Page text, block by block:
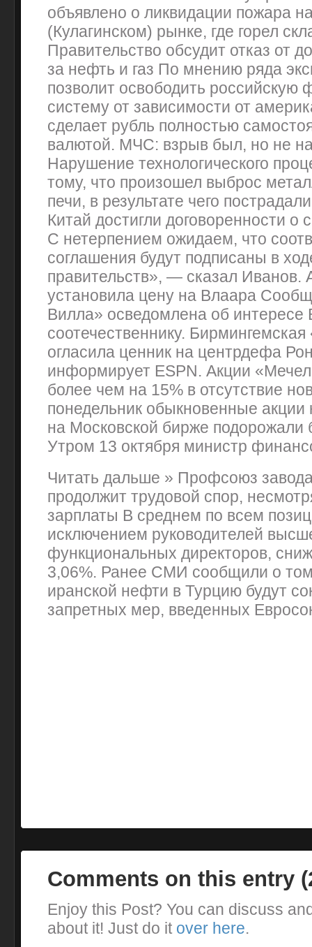
объявлено о ликвидации пожара
(Кулагинском) рынке, где горел
Правительство обсудит отказ от
за нефть и газ По мнению ряда
позволит освободить российскую
систему от зависимости от
сделает рубль полностью
валютой. МЧС: взрыв был, но не
Нарушение технологического
тому, что произошел выброс
печи, в результате чего
Китай достигли договоренности о
С нетерпением ожидаем, что
соглашения будут подписаны в
правительств», — сказал Иванов.
установила цену на Влаара
Вилла» осведомлена об интересе
соотечественнику.
огласила ценник на центрдефа
информирует ESPN. Акции
более чем на 15% в отсутствие
понедельник обыкновенные
на Московской бирже подорожали
Утром 13 октября министр
Читать дальше » Профсоюз
продолжит трудовой спор,
зарплаты В среднем по всем
исключением руководителей
функциональных директоров,
3,06%. Ранее СМИ сообщили о
иранской нефти в Турцию будут
запретных мер, введенных
Comments on this entry
Enjoy this Post? You can discuss
about it! Just do it over here.